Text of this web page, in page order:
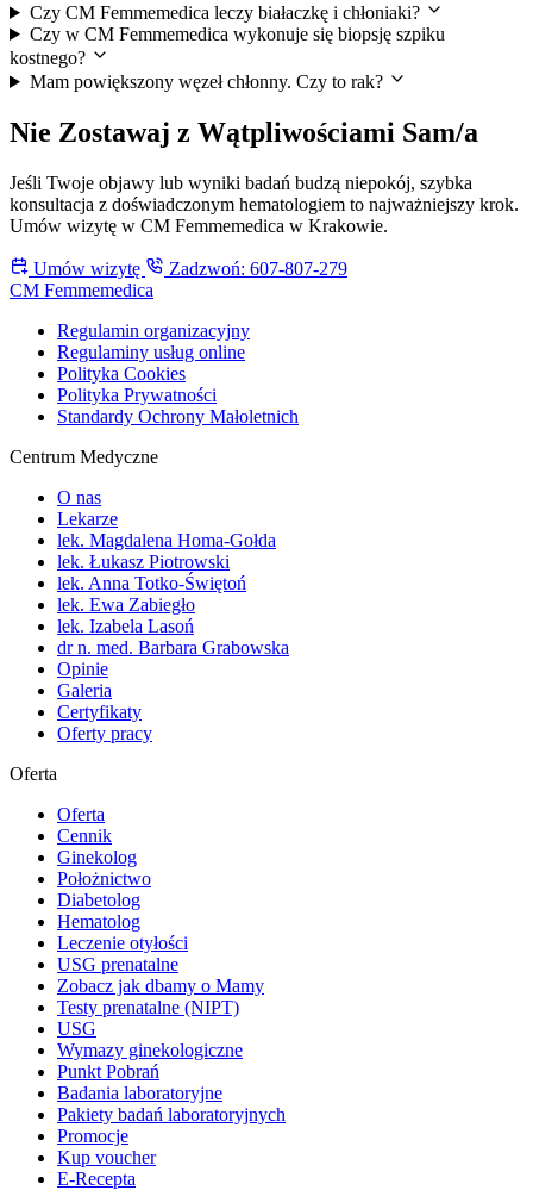
Czy CM Femmemedica leczy białaczkę i chłoniaki?
Czy w CM Femmemedica wykonuje się biopsję szpiku
kostnego?
Mam powiększony węzeł chłonny. Czy to rak?
Nie Zostawaj z Wątpliwościami Sam/a
Jeśli Twoje objawy lub wyniki badań budzą niepokój, szybka
konsultacja z doświadczonym hematologiem to najważniejszy krok.
Umów wizytę w CM Femmemedica w Krakowie.
Umów wizytę
Zadzwoń: 607-807-279
CM Femmemedica
Regulamin organizacyjny
Regulaminy usług online
Polityka Cookies
Polityka Prywatności
Standardy Ochrony Małoletnich
Centrum Medyczne
O nas
Lekarze
lek. Magdalena Homa-Gołda
lek. Łukasz Piotrowski
lek. Anna Totko-Świętoń
lek. Ewa Zabiegło
lek. Izabela Lasoń
dr n. med. Barbara Grabowska
Opinie
Galeria
Certyfikaty
Oferty pracy
Oferta
Oferta
Cennik
Ginekolog
Położnictwo
Diabetolog
Hematolog
Leczenie otyłości
USG prenatalne
Zobacz jak dbamy o Mamy
Testy prenatalne (NIPT)
USG
Wymazy ginekologiczne
Punkt Pobrań
Badania laboratoryjne
Pakiety badań laboratoryjnych
Promocje
Kup voucher
E-Recepta